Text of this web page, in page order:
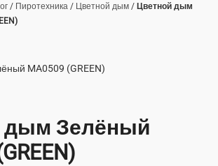
/ Пиротехника / Цветной дым / Цветной дым
дым Зелёный